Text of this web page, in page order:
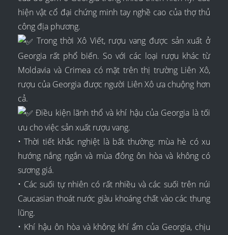
hiện vật cổ đại chứng minh tay nghề cao của thợ thủ
công địa phương.
Trong thời Xô Viết, rượu vang được sản xuất ở
Georgia rất phổ biến. So với các loại rượu khác từ
Moldavia và Crimea có mặt trên thị trường Liên Xô,
rượu của Georgia được người Liên Xô ưa chuộng hơn
cả.
Điều kiện lãnh thổ và khí hậu của Georgia là tối
ưu cho việc sản xuất rượu vang.
• Thời tiết khắc nghiệt là bất thường: mùa hè có xu
hướng nắng ngắn và mùa đông ôn hòa và không có
sương giá.
• Các suối tự nhiên có rất nhiều và các suối trên núi
Caucasian thoát nước giàu khoáng chất vào các thung
lũng.
• Khí hậu ôn hòa và không khí ẩm của Georgia, chịu